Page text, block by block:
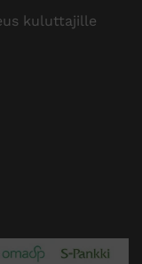
kuluttajille